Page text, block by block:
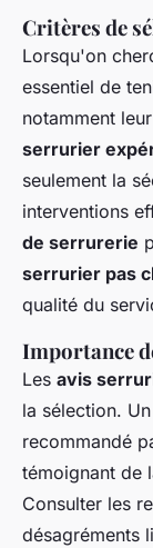
Critères de
Lorsqu'on
essentiel de
notamment
serrurier
seulement la
interventions
de serrurerie
serrurier pas
qualité du
Importance
Les avis
la sélection. Un
recommandé
témoignant de
Consulter les
désagréments